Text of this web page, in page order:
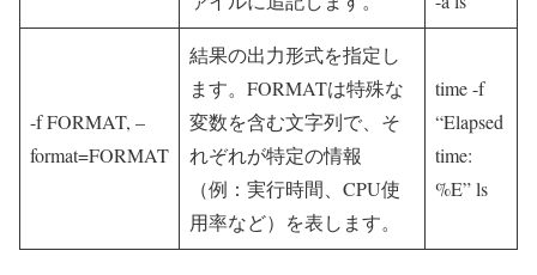
-f FORMAT, –
format=FORMAT
結果の出力形式を指定し
ます。FORMATは特殊な
変数を含む文字列で、そ
れぞれが特定の情報
（例：実行時間、CPU使
用率など）を表します。
time -f
“Elapsed
time:
%E” ls